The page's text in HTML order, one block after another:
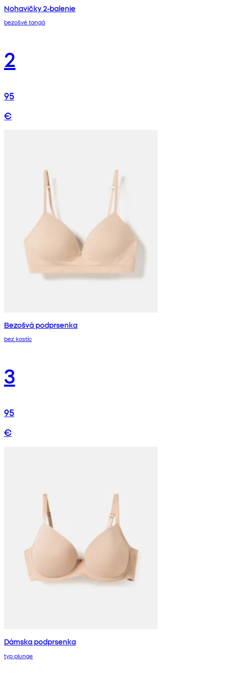
Nohavičky 2-balenie
bezošvé tangá
2
95
€
Bezošvá podprsenka
bez kostíc
3
95
€
Dámska podprsenka
typ plunge